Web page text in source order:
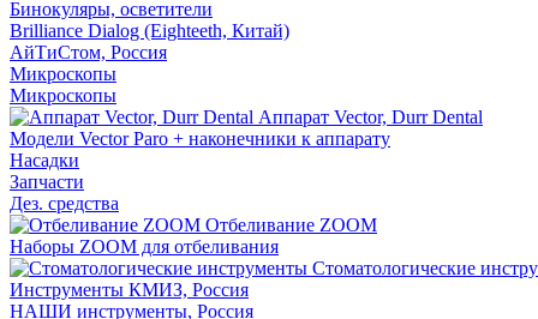
Бинокуляры, осветители
Brilliance Dialog (Eighteeth, Китай)
АйТиСтом, Россия
Микроскопы
Микроскопы
Аппарат Vector, Durr Dental
Модели Vector Paro + наконечники к аппарату
Насадки
Запчасти
Дез. средства
Отбеливание ZOOM
Наборы ZOOM для отбеливания
Стоматологические
Инструменты КМИЗ, Россия
НАШИ инструменты, Россия